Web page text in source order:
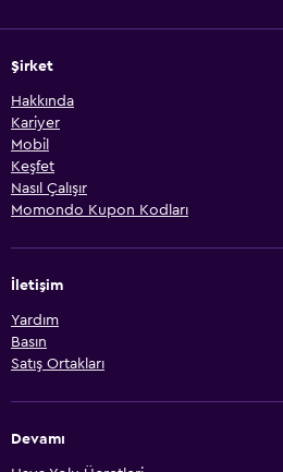
Şirket
Hakkında
Kariyer
Mobil
Keşfet
Nasıl Çalışır
Momondo Kupon Kodları
İletişim
Yardım
Basın
Satış Ortakları
Devamı